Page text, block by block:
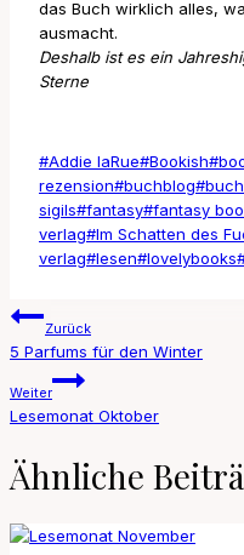
das Buch wirklich alles,
ausmacht.
Deshalb ist es ein
Sterne
Schlagworte:
#Addie laRue#Bookish#
rezension#buchblog#
sigils#fantasy#fantasy
verlag#Im Schatten des
verlag#lesen#lovelybooks
Zurück
5 Parfums für den Winter
Weiter
Lesemonat Oktober
Ähnliche